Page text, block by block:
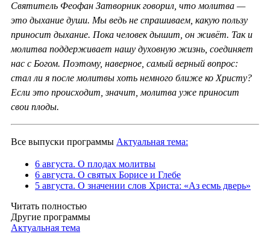
Святитель Феофан Затворник говорил, что молитва —
это дыхание души. Мы ведь не спрашиваем, какую пользу
приносит дыхание. Пока человек дышит, он живёт. Так и
молитва поддерживает нашу духовную жизнь, соединяет
нас с Богом. Поэтому, наверное, самый верный вопрос:
стал ли я после молитвы хоть немного ближе ко Христу?
Если это происходит, значит, молитва уже приносит
свои плоды.
Все выпуски программы Актуальная тема:
6 августа. О плодах молитвы
6 августа. О святых Борисе и Глебе
5 августа. О значении слов Христа: «Аз есмь дверь»
Читать полностью
Другие программы
Актуальная тема